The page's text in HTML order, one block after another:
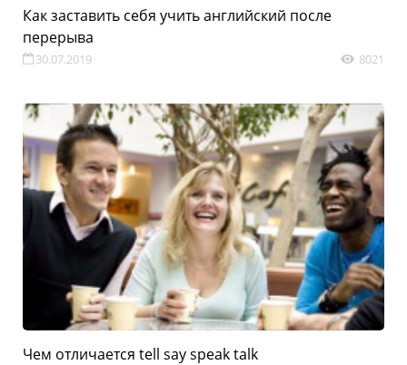
Как заставить себя учить английский после
перерыва
8021
30.07.2019
Чем отличается tell say speak talk